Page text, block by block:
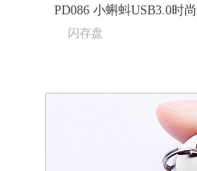
PD086 小蝌蚪USB3.0时
闪存盘